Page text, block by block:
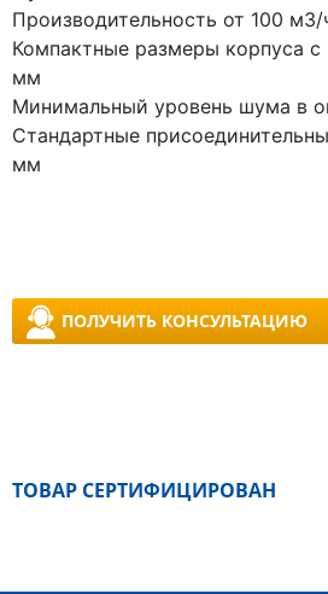
Производительность от 100
Компактные размеры корпуса
мм
Минимальный уровень шума в
Стандартные
мм
ПОЛУЧИТЬ КОНСУЛЬТАЦИЮ
ТОВАР СЕРТИФИЦИРОВАН